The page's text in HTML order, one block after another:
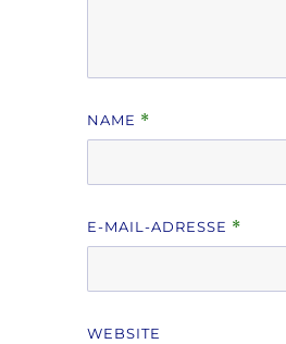
NAME *
E-MAIL-ADRESSE *
WEBSITE